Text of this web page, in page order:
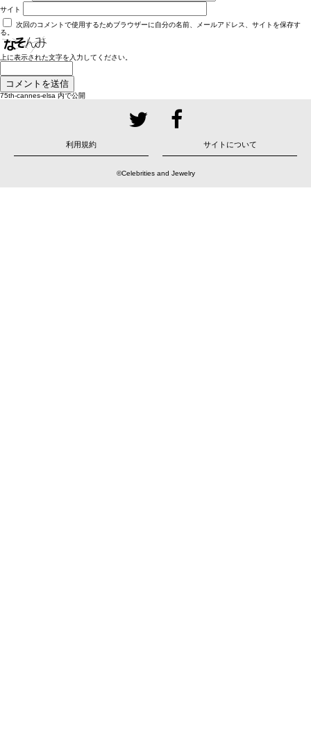
サイト
次回のコメントで使用するためブラウザーに自分の名前、メールアドレス、サイトを保存す
る。
上に表示された文字を入力してください。
投
75th-cannes-elsa 内で公開
利用規約 サイトについて
©Celebrities and Jewelry